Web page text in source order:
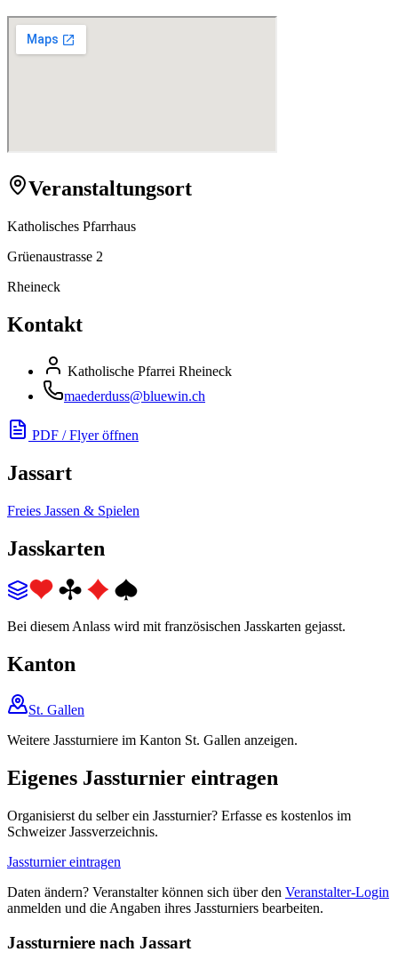
Veranstaltungsort
Katholisches Pfarrhaus
Grüenaustrasse 2
Rheineck
Kontakt
Katholische Pfarrei Rheineck
maederduss@bluewin.ch
PDF / Flyer öffnen
Jassart
Freies Jassen & Spielen
Jasskarten
Bei diesem Anlass wird mit französischen Jasskarten gejasst.
Kanton
St. Gallen
Weitere Jassturniere im Kanton St. Gallen anzeigen.
Eigenes Jassturnier eintragen
Organisierst du selber ein Jassturnier? Erfasse es kostenlos im
Schweizer Jassverzeichnis.
Jassturnier eintragen
Daten ändern? Veranstalter können sich über den Veranstalter-Login
anmelden und die Angaben ihres Jassturniers bearbeiten.
Jassturniere nach Jassart